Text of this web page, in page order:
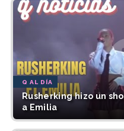
Q AL DÍA
Rusherking hizo un
a Emilia